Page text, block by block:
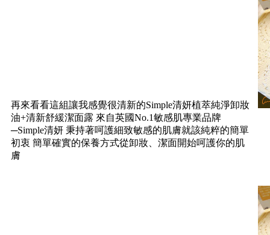
再來看看這組讓我感覺很清新的Simple清妍植萃純淨卸妝
油+清新舒緩潔面露 來自英國No.1敏感肌專業品牌
─Simple清妍 秉持著呵護細致敏感的肌膚就該純粹的簡單
初衷 簡單確實的保養方式從卸妝、潔面開始呵護你的肌
膚